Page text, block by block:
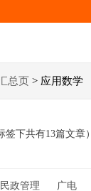
总页 > 应用数学
签下共有13篇文章）
民政管理 广电